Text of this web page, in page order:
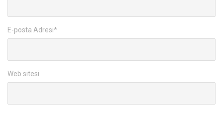
E-posta Adresi*
Web sitesi